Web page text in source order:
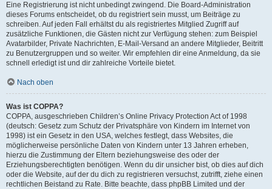
Eine Registrierung ist nicht unbedingt zwingend. Die Board-Administration
dieses Forums entscheidet, ob du registriert sein musst, um Beiträge zu
schreiben. Auf jeden Fall erhältst du als registriertes Mitglied Zugriff auf
zusätzliche Funktionen, die Gästen nicht zur Verfügung stehen: zum Beispiel
Avatarbilder, Private Nachrichten, E-Mail-Versand an andere Mitglieder, Beitritt
zu Benutzergruppen und so weiter. Wir empfehlen dir eine Anmeldung, da sie
schnell erledigt ist und dir zahlreiche Vorteile bietet.
Nach oben
Was ist COPPA?
COPPA, ausgeschrieben Children’s Online Privacy Protection Act of 1998
(deutsch: Gesetz zum Schutz der Privatsphäre von Kindern im Internet von
1998) ist ein Gesetz in den USA, welches festlegt, dass Websites, die
möglicherweise persönliche Daten von Kindern unter 13 Jahren erheben,
hierzu die Zustimmung der Eltern beziehungsweise des oder der
Erziehungsberechtigten benötigen. Wenn du dir unsicher bist, ob dies auf dich
oder die Website, auf der du dich zu registrieren versuchst, zutrifft, ziehe einen
rechtlichen Beistand zu Rate. Bitte beachte, dass phpBB Limited und der